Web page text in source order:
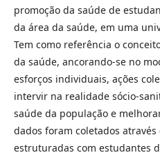
promoção da saúde de
da área da saúde, em uma
Tem como referência o
da saúde, ancorando-se no
esforços individuais, ações
intervir na realidade sócio-
saúde da população e
dados foram coletados
estruturadas com estudantes